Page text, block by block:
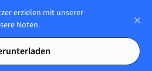
erzielen mit unserer
Noten.